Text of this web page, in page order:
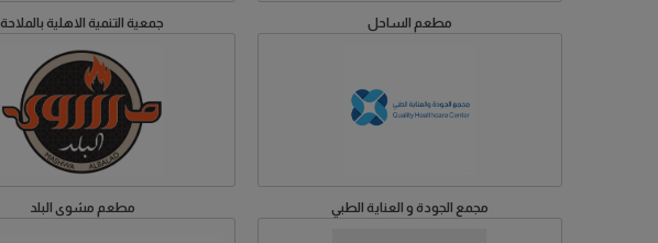
مطعم الساحل جمعية التنمية الاهلية بالملاحة
مجمع الجودة و العناية الطبي مطعم مشوى البلد